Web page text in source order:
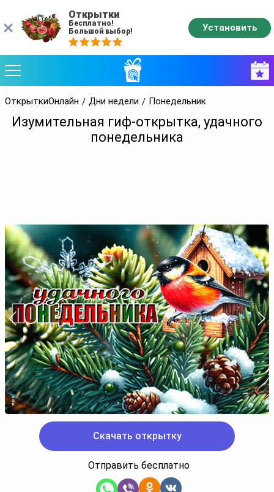
ОткрыткиОнлайн Дни недели Понедельник
Изумительная гиф-открытка, удачного
понедельника
Скачать открытку
Отправить бесплатно
Открытки
Бесплатно!
Большой выбор!
Установить